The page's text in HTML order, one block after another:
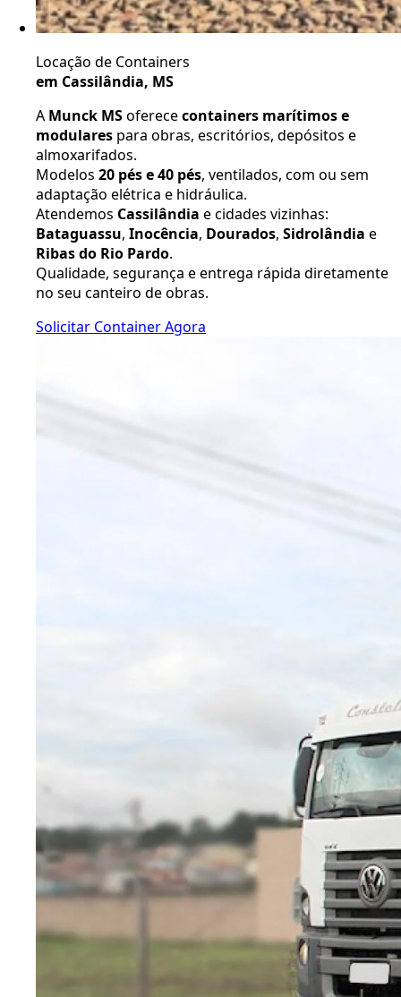
Locação de Containers
em Cassilândia, MS
A Munck MSoferececontainers marítimos e
modulares para obras, escritórios, depósitos e
almoxarifados.
Modelos 20 pés e 40 pés, ventilados, com ou sem
adaptação elétrica e hidráulica.
Atendemos Cassilândia e cidades vizinhas:
Bataguassu, Inocência, Dourados, Sidrolândia e
Ribas do Rio Pardo.
Qualidade, segurança e entrega rápida diretamente
no seu canteiro de obras.
Solicitar Container Agora